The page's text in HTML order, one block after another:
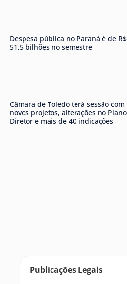
Despesa pública no Paraná é de R$
51,5 bilhões no semestre
Câmara de Toledo terá sessão com
novos projetos, alterações no Plano
Diretor e mais de 40 indicações
Publicações Legais